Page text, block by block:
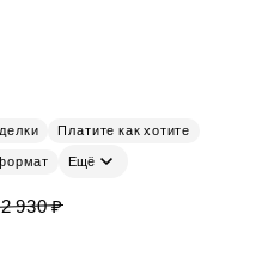
Платите как хотите
Ещё
930 ₽